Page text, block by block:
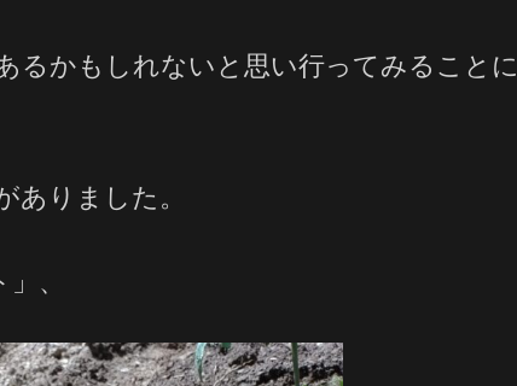
るかもしれないと思い行ってみることに
ありました。
、